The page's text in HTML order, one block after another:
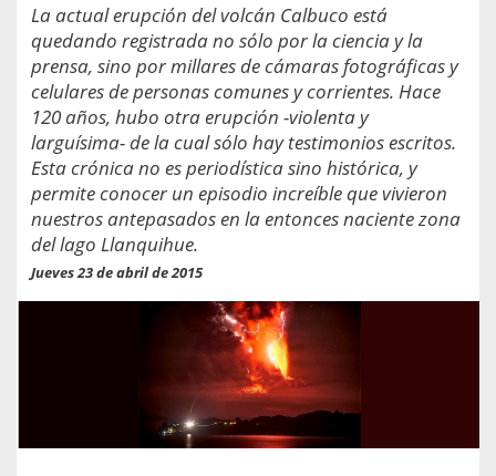
La actual erupción del volcán Calbuco está
quedando registrada no sólo por la ciencia y la
prensa, sino por millares de cámaras fotográficas y
celulares de personas comunes y corrientes. Hace
120 años, hubo otra erupción -violenta y
larguísima- de la cual sólo hay testimonios escritos.
Esta crónica no es periodística sino histórica, y
permite conocer un episodio increíble que vivieron
nuestros antepasados en la entonces naciente zona
del lago Llanquihue.
Jueves 23 de abril de 2015